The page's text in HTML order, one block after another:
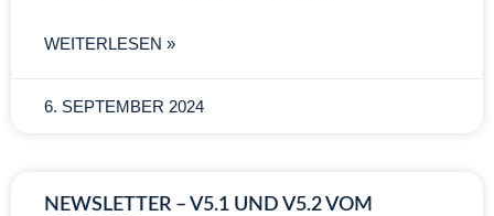
WEITERLESEN »
6. SEPTEMBER 2024
NEWSLETTER – V5.1 UND V5.2 VOM